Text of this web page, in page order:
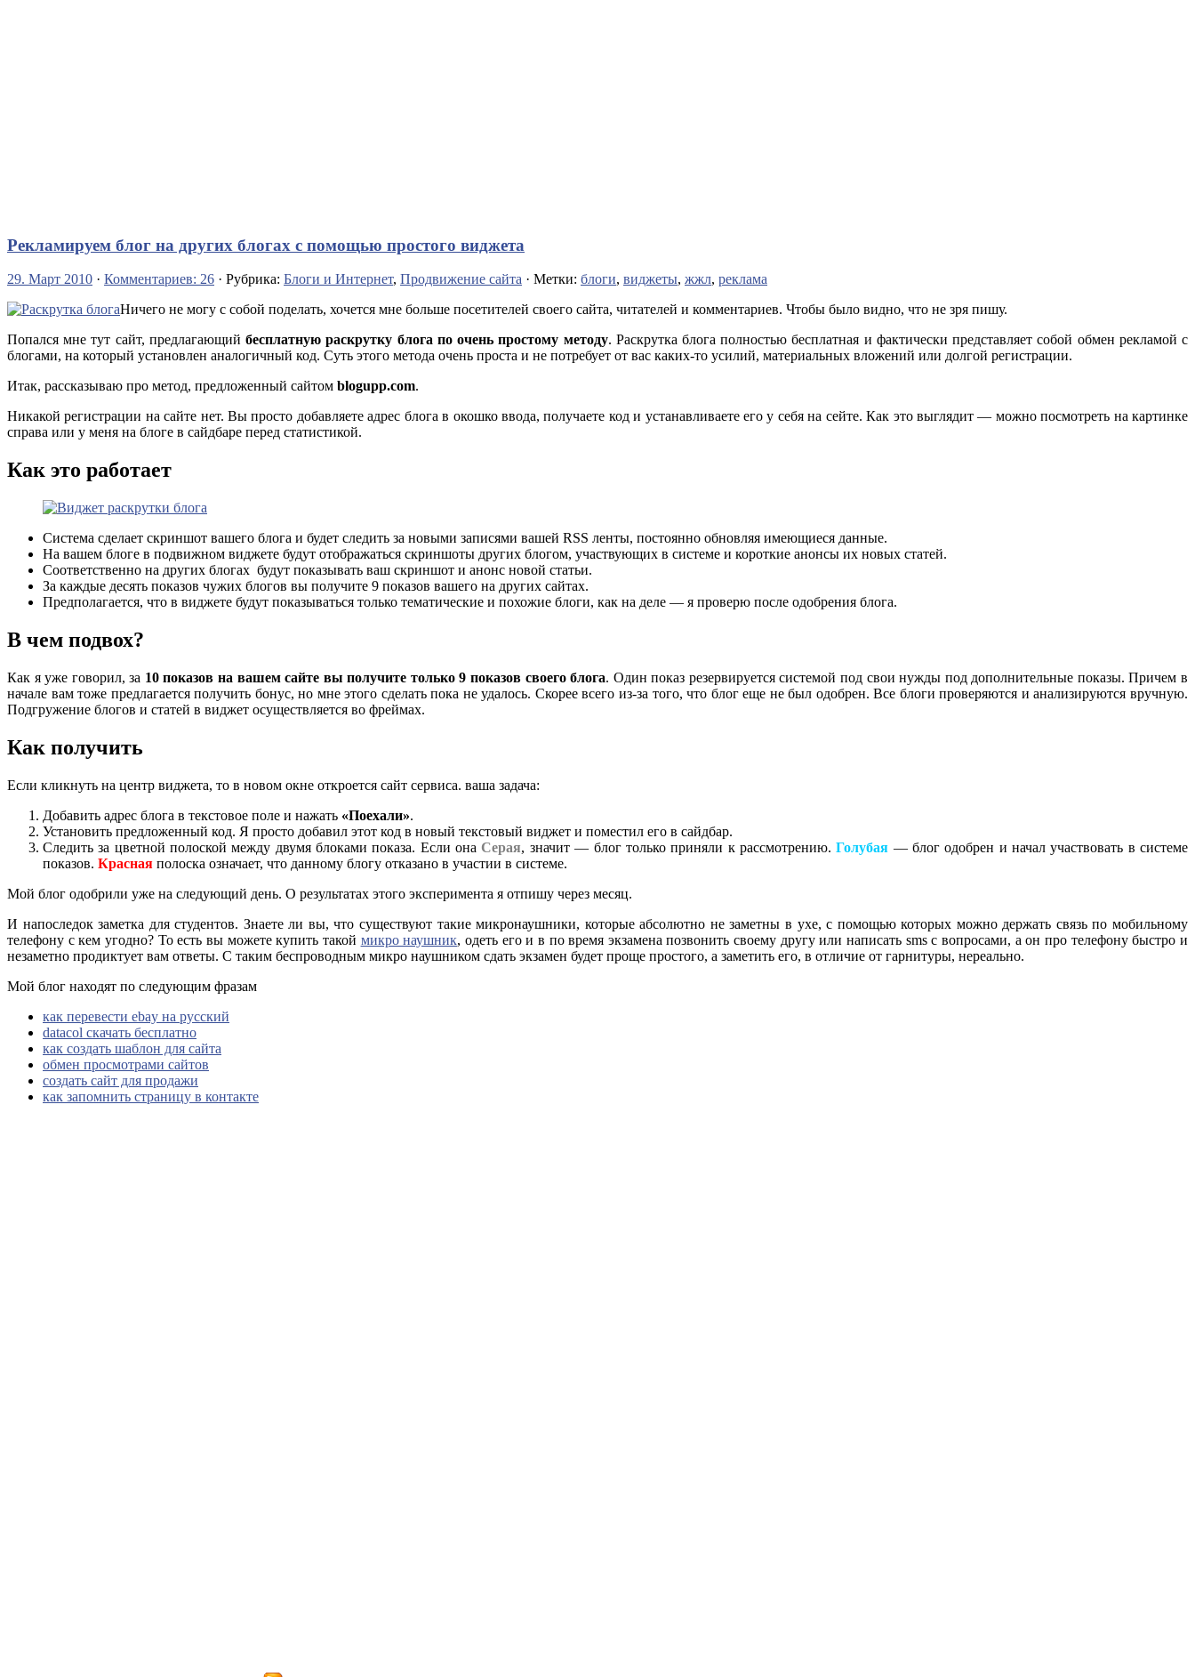
Рекламируем блог на других блогах с помощью простого виджета
29. Март 2010 · Комментариев: 26 · Рубрика: Блоги и Интернет, Продвижение сайта · Метки: блоги, виджеты, жжл, реклама
Ничего не могу с собой поделать, хочется мне больше посетителей своего сайта, читателей и комментариев. Чтобы было видно, что не зря пишу.
Попался мне тут сайт, предлагающийбесплатную раскрутку блога по очень простому методу. Раскрутка блога полностью бесплатная и фактически представляет собой обмен рекламой с
блогами, на который установлен аналогичный код. Суть этого метода очень проста и не потребует от вас каких-то усилий, материальных вложений или долгой регистрации.
Итак, рассказываю про метод, предложенный сайтом blogupp.com.
Никакой регистрации на сайте нет. Вы просто добавляете адрес блога в окошко ввода, получаете код и устанавливаете его у себя на сейте. Как это выглядит — можно посмотреть на картинке
справа или у меня на блоге в сайдбаре перед статистикой.
Как это работает
Система сделает скриншот вашего блога и будет следить за новыми записями вашей RSS ленты, постоянно обновляя имеющиеся данные.
На вашем блоге в подвижном виджете будут отображаться скриншоты других блогом, участвующих в системе и короткие анонсы их новых статей.
Соответственно на других блогах будут показывать ваш скриншот и анонс новой статьи.
За каждые десять показов чужих блогов вы получите 9 показов вашего на других сайтах.
Предполагается, что в виджете будут показываться только тематические и похожие блоги, как на деле — я проверю после одобрения блога.
В чем подвох?
Как я уже говорил, за 10 показов на вашем сайте вы получите только 9 показов своего блога. Один показ резервируется системой под свои нужды под дополнительные показы. Причем в
начале вам тоже предлагается получить бонус, но мне этого сделать пока не удалось. Скорее всего из-за того, что блог еще не был одобрен. Все блоги проверяются и анализируются вручную.
Подгружение блогов и статей в виджет осуществляется во фреймах.
Как получить
Если кликнуть на центр виджета, то в новом окне откроется сайт сервиса. ваша задача:
Добавить адрес блога в текстовое поле и нажать «Поехали».
Установить предложенный код. Я просто добавил этот код в новый текстовый виджет и поместил его в сайдбар.
Следить за цветной полоской между двумя блоками показа. Если онаСерая, значит — блог только приняли к рассмотрению.Голубая — блог одобрен и начал участвовать в системе
показов. Красная полоска означает, что данному блогу отказано в участии в системе.
Мой блог одобрили уже на следующий день. О результатах этого эксперимента я отпишу через месяц.
И напоследок заметка для студентов. Знаете ли вы, что существуют такие микронаушники, которые абсолютно не заметны в ухе, с помощью которых можно держать связь по мобильному
телефону с кем угодно? То есть вы можете купить такой микро наушник, одеть его и в по время экзамена позвонить своему другу или написать sms с вопросами, а он про телефону быстро и
незаметно продиктует вам ответы. С таким беспроводным микро наушником сдать экзамен будет проще простого, а заметить его, в отличие от гарнитуры, нереально.
Мой блог находят по следующим фразам
как перевести ebay на русский
datacol скачать бесплатно
как создать шаблон для сайта
обмен просмотрами сайтов
создать сайт для продажи
как запомнить страницу в контакте